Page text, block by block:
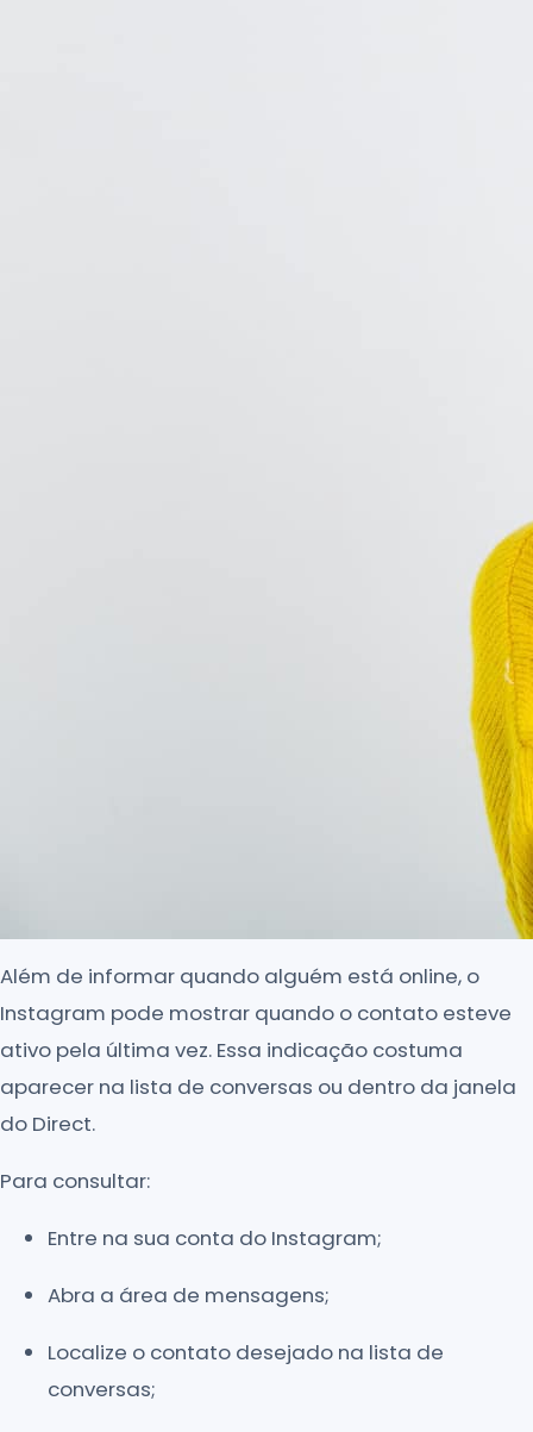
Além de informar quando alguém está online, o
Instagram pode mostrar quando o contato esteve
ativo pela última vez. Essa indicação costuma
aparecer na lista de conversas ou dentro da janela
do Direct.
Para consultar:
Entre na sua conta do Instagram;
Abra a área de mensagens;
Localize o contato desejado na lista de
conversas;